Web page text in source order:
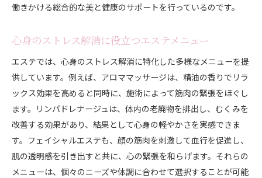
働きかける総合的な美と健康のサポートを行っているのです。
心身のストレス解消に役立つエステメニュー
エステでは、心身のストレス解消に特化した多様なメニューを提
供しています。例えば、アロママッサージは、精油の香りでリラ
ックス効果を高めると同時に、施術によって筋肉の緊張をほぐし
ます。リンパドレナージュは、体内の老廃物を排出し、むくみを
改善する効果があり、結果として心身の軽やかさを実感できま
す。フェイシャルエステも、顔の筋肉を刺激して血行を促進し、
肌の透明感を引き出すと共に、心の緊張を和らげます。それらの
メニューは、個々のニーズや体調に合わせて選択することが可能